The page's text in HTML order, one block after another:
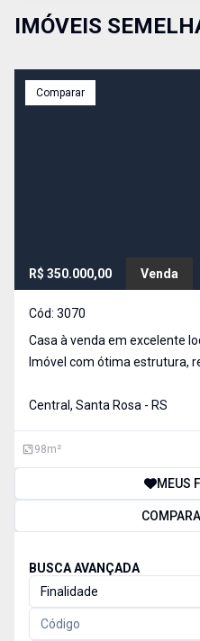
IMÓVEIS
Comparar
R$ 350.000,00 Venda
Cód: 3070
Casa à venda em excelente
Imóvel com ótima estrutura,
segurança e privacidade para
cozinha func
Central, Santa Rosa - RS
98m²
MEUS
BUSCA AVANÇADA
Finalidade